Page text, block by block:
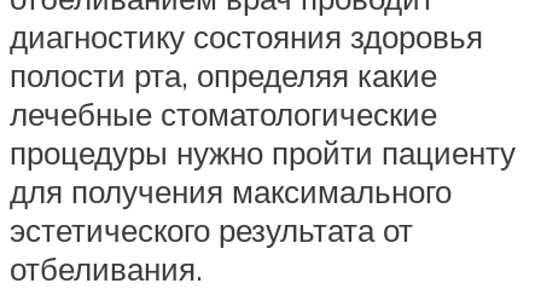
диагностику состояния здоровья
полости рта, определяя какие
лечебные стоматологические
процедуры нужно пройти пациенту
для получения максимального
эстетического результата от
отбеливания.